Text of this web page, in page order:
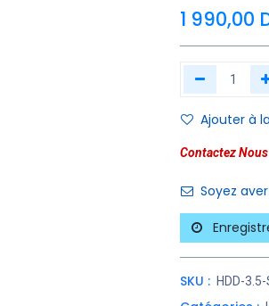
1 990,00
Ajouter à
Contactez Nous
Soyez
SKU : HDD-